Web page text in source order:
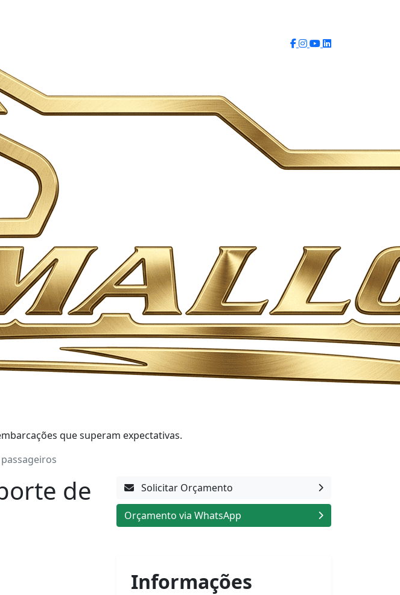
que superam expectativas.
de
Solicitar Orçamento
Orçamento via WhatsApp
Informações